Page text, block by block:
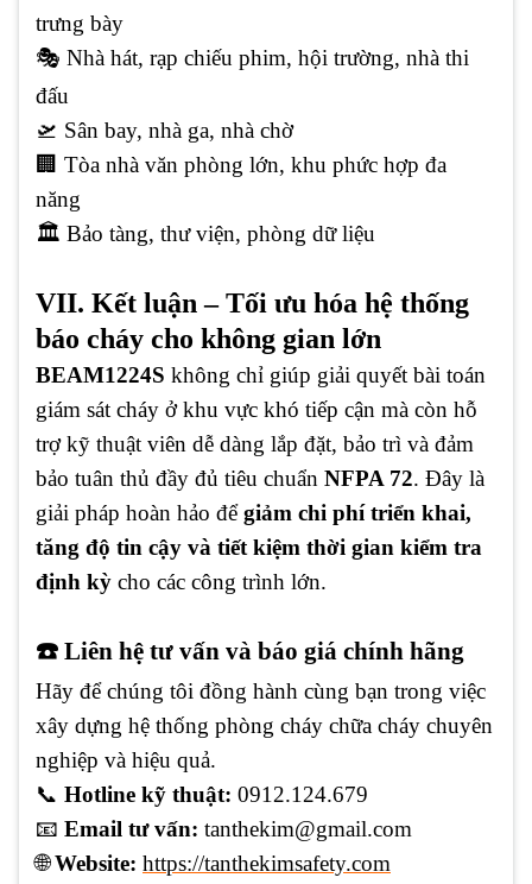
trưng bày
🎭 Nhà hát, rạp chiếu phim, hội trường, nhà thi
đấu
🛫 Sân bay, nhà ga, nhà chờ
🏢 Tòa nhà văn phòng lớn, khu phức hợp đa
năng
🏛️ Bảo tàng, thư viện, phòng dữ liệu
VII. Kết luận – Tối ưu hóa hệ thống
báo cháy cho không gian lớn
BEAM1224S không chỉ giúp giải quyết bài toán
giám sát cháy ở khu vực khó tiếp cận mà còn hỗ
trợ kỹ thuật viên dễ dàng lắp đặt, bảo trì và đảm
bảo tuân thủ đầy đủ tiêu chuẩn NFPA 72. Đây là
giải pháp hoàn hảo đểgiảm chi phí triển khai,
tăng độ tin cậy và tiết kiệm thời gian kiểm tra
định kỳ cho các công trình lớn.
☎️ Liên hệ tư vấn và báo giá chính hãng
Hãy để chúng tôi đồng hành cùng bạn trong việc
xây dựng hệ thống phòng cháy chữa cháy chuyên
nghiệp và hiệu quả.
📞 Hotline kỹ thuật: 0912.124.679
📧 Email tư vấn: tanthekim@gmail.com
🌐Website: https://tanthekimsafety.com